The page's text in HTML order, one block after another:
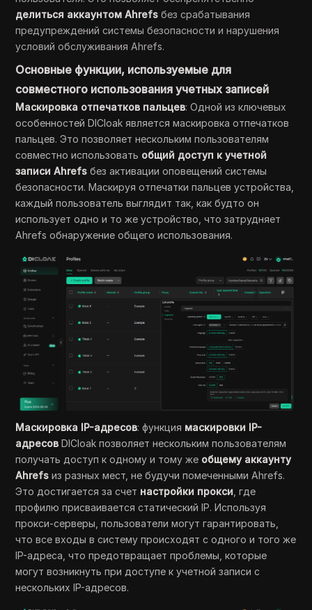
делиться аккаунтом Ahrefs без срабатывания
предупреждений системы безопасности и нарушения
условий обслуживания Ahrefs.
Основные функции, используемые для
совместного использования учетных записей
Маскировка отпечатков пальцев: Одной из ключевых
особенностей DICloak является маскировка отпечатков
пальцев. Это позволяет нескольким пользователям
совместно использовать общий доступ к учетной
записи Ahrefs без активации оповещений системы
безопасности. Маскируя отпечатки пальцев устройства,
каждый пользователь выглядит так, как будто он
использует одно и то же устройство, что затрудняет
Ahrefs обнаружение общего использования.
Маскировка IP-адресов: функция маскировки IP-
адресов DICloak позволяет нескольким пользователям
получать доступ к одному и тому же общему аккаунту
Ahrefs из разных мест, не будучи помеченными Ahrefs.
Это достигается за счет настройки прокси , где
профилю присваивается статический IP. Используя
прокси-серверы, пользователи могут гарантировать,
что все входы в систему происходят с одного и того же
IP-адреса, что предотвращает проблемы, которые
могут возникнуть при доступе к учетной записи с
нескольких IP-адресов.